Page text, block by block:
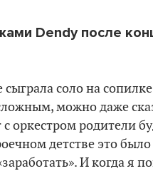
Dendyпосле
соло на
можно даже
оркестром родители
детстве это
И когда я